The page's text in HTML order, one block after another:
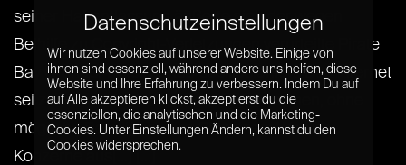
seiner Haftentlassung äußerte sich der wegen
Beihilfe zu Copyright-Verletzungen verurteilte Pirate
Bay Gründer Peter Sunde desillusioniert: Das Internet
sei zu einer Scheindemokratie verkommen, ohne
mögliche Beteiligung des Einzelnen: Wenige
Konzerne aus[...] [...]
Datenschutzeinstellungen
Wir nutzen Cookies auf unserer Website. Einige von
ihnen sind essenziell, während andere uns helfen, diese
Website und Ihre Erfahrung zu verbessern. Indem Du auf
auf Alle akzeptieren klickst, akzeptierst du die
essenziellen, die analytischen und die Marketing-
Cookies. Unter Einstellungen Ändern, kannst du den
Cookies widersprechen.